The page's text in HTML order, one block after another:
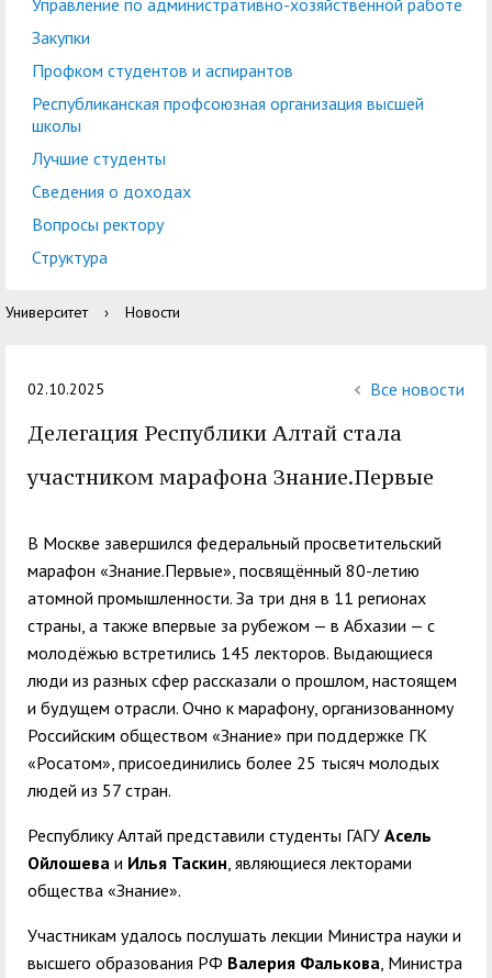
Международная
деятельность
Управление по
административно-
Закупки
Республиканская
организация высшей
Центр тестирования
иностранных граждан
по русскому языку
Центр развития
компетенций
Центр русского языка
обучающихся ГАГУ
Образовательный
Информация о
предоставлении
отпуска обучающимся
Управление по административно-хозяйственной работе
Закупки
Профком студентов и аспирантов
Республиканская профсоюзная организация высшей
школы
Лучшие студенты
Сведения о доходах
Вопросы ректору
Структура
Университет › Новости
02.10.2025 Все новости
Делегация Республики Алтай стала
участником марафона Знание.Первые
В Москве завершился федеральный просветительский
марафон «Знание.Первые», посвящённый 80-летию
атомной промышленности. За три дня в 11 регионах
страны, а также впервые за рубежом — в Абхазии — с
молодёжью встретились 145 лекторов. Выдающиеся
люди из разных сфер рассказали о прошлом, настоящем
и будущем отрасли. Очно к марафону, организованному
Российским обществом «Знание» при поддержке ГК
«Росатом», присоединились более 25 тысяч молодых
людей из 57 стран.
Республику Алтай представили студенты ГАГУ Асель
Ойлошева и Илья Таскин, являющиеся лекторами
общества «Знание».
Участникам удалось послушать лекции Министра науки и
высшего образования РФ Валерия Фалькова, Министра